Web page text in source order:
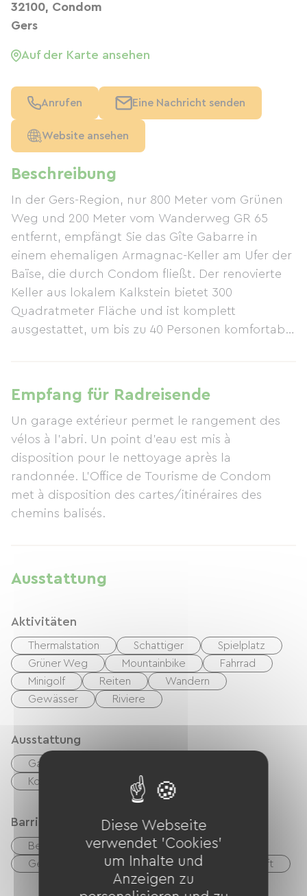
Beschreibung
In der Gers-Region, nur 800 Meter vom Grünen
Weg und 200 Meter vom Wanderweg GR 65
entfernt, empfängt Sie das Gîte Gabarre in
einem ehemaligen Armagnac-Keller am Ufer der
Baïse, die durch Condom fließt. Der renovierte
Keller aus lokalem Kalkstein bietet 300
Quadratmeter Fläche und ist komplett
ausgestattet, um bis zu 40 Personen komfortabel
außergewöhnliche Atmosphäre dieser Gebäude
aus dem 2. Jahrhundert in vollen Zügen zu
genießen, steht Ihnen auf der Terrasse ein
Picknickplatz zur Verfügung. Geführte Touren,
Reiseführer und Kulturprogramme des
Tourismusbüros Condom helfen Ihnen bei der
Planung Ihrer Aktivitäten im Herzen unserer
Region. Das nahegelegene Schwimmbad von
Empfang für Radreisende
Un garage extérieur permet le rangement des
vélos à l'abri. Un point d'eau est mis à
disposition pour le nettoyage après la
randonnée. L'Office de Tourisme de Condom
met à disposition des cartes/itinéraires des
chemins balisés.
Ausstattung
Aktivitäten
Thermalstation Schattiger
Spielplatz
Grüner Weg
Mountainbike
Fahrrad
Minigolf
Reiten
Wandern
Gewässer
Riviere
Ausstattung
Gartenmöbel
Kostenloses WLAN
Barrierefreiheit
Behindertengerechte Toiletten
Geeigneter Parkplatz
Geeignete Unterkunft
32100, Condom
Gers
Auf der Karte ansehen
Anrufen Eine Nachricht senden
Website ansehen
Diese Webseite
verwendet 'Cookies'
um Inhalte und
Anzeigen zu